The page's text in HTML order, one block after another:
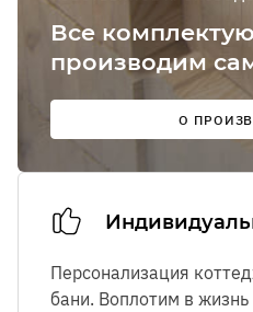
Все
производим
О
Персонализация
бани. Воплотим в